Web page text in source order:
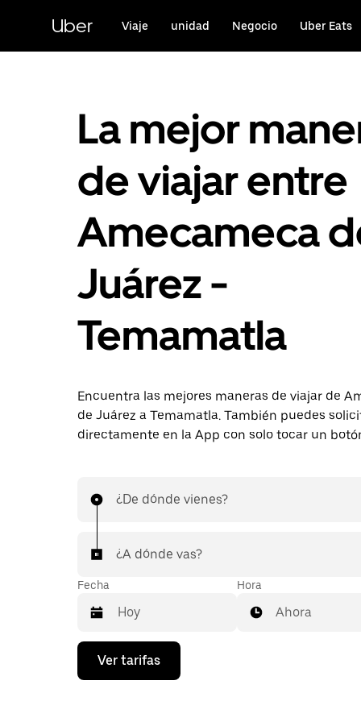
contenido
principal
Uber Viaje unidad Negocio Uber Eats
La mejor
de viajar entre
Amecameca
Juárez -
Temamatla
Encuentra las mejores maneras de viajar de
de Juárez a Temamatla. También puedes
directamente en la App con solo tocar un
¿De dónde vienes?
¿A dónde vas?
Fecha
Presiona
flecha
Hora
Ahora
Ver tarifas